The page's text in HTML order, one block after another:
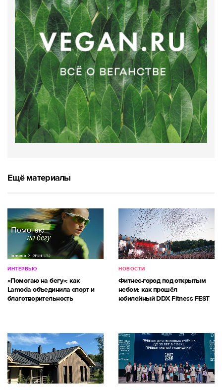
Ещё материалы
ИНТЕРВЬЮ
«Помогаю на бегу»: как
Lamoda объединила спорт и
благотворительность
НОВОСТИ
Фитнес-город под открытым
небом: как прошёл
юбилейный DDX Fitness FEST